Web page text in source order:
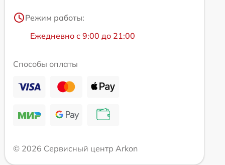
Режим работы:
Ежедневно с 9:00 до 21:00
Способы оплаты
© 2026 Сервисный центр Arkon